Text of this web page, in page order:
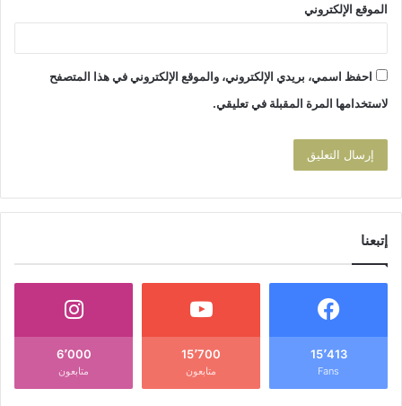
الموقع الإلكتروني
احفظ اسمي، بريدي الإلكتروني، والموقع الإلكتروني في هذا المتصفح
لاستخدامها المرة المقبلة في تعليقي.
إتبعنا
15٬413
Fans
15٬700
متابعون
6٬000
متابعون